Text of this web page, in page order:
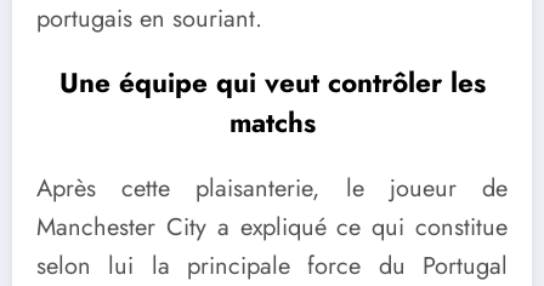
portugais en souriant.
Une équipe qui veut contrôler les
matchs
Après cette plaisanterie, le joueur de
Manchester Citya expliqué ce qui constitue
selon lui la principale force du Portugal